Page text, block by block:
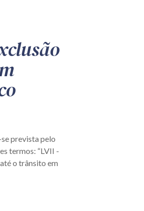
prevista pelo
termos: “LVII -
o trânsito em